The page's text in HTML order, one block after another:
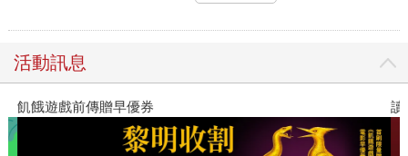
活動訊息
飢餓遊戲前傳贈早優券 讀